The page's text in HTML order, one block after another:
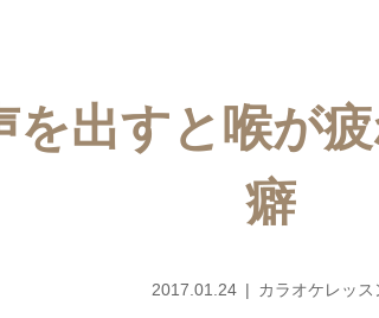
を出すと喉が
癖
2017.01.24 カラオケレッス